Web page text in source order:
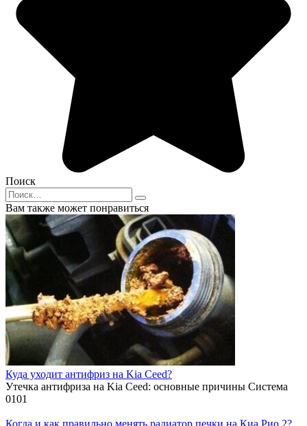
Поиск
Search
for:
Вам также может понравиться
Куда уходит антифриз на Kia Ceed?
Утечка антифриза на Kia Ceed: основные причины Система
0101
Когда и как правильно менять радиатор печки на Киа Рио 2?